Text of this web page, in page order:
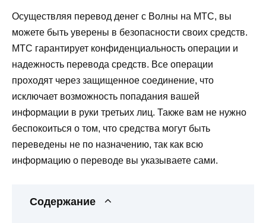
Осуществляя перевод денег с Волны на МТС, вы
можете быть уверены в безопасности своих средств.
МТС гарантирует конфиденциальность операции и
надежность перевода средств. Все операции
проходят через защищенное соединение, что
исключает возможность попадания вашей
информации в руки третьих лиц. Также вам не нужно
беспокоиться о том, что средства могут быть
переведены не по назначению, так как всю
информацию о переводе вы указываете сами.
Содержание